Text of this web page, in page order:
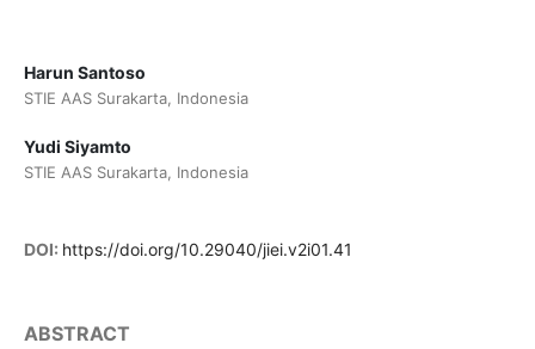
Harun Santoso
STIE AAS Surakarta, Indonesia
Yudi Siyamto
STIE AAS Surakarta, Indonesia
DOI: https://doi.org/10.29040/jiei.v2i01.41
ABSTRACT